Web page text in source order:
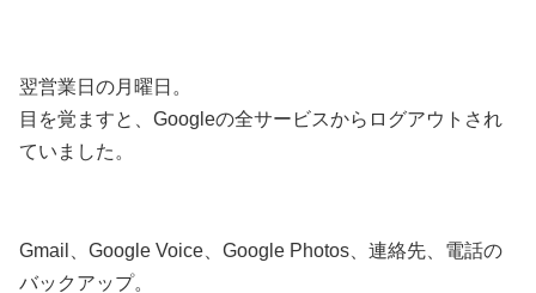
翌営業日の月曜日。
目を覚ますと、Googleの全サービスからログアウトされ
ていました。
Gmail、Google Voice、Google Photos、連絡先、電話の
バックアップ。